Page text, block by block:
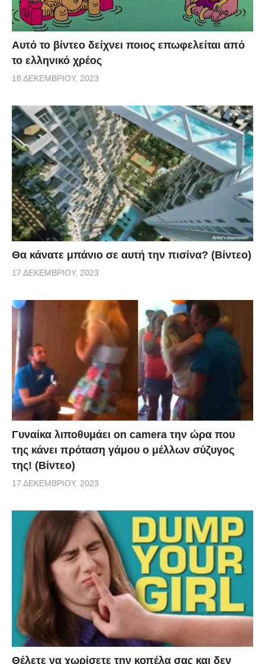
Αυτό το βίντεο δείχνει ποιος επωφελείται από
το ελληνικό χρέος
18 ΔΕΚΕΜΒΡΊΟΥ, 2023
Θα κάνατε μπάνιο σε αυτή την πισίνα? (Βίντεο)
17 ΔΕΚΕΜΒΡΊΟΥ, 2023
Γυναίκα λιποθυμάει on camera την ώρα που
της κάνει πρόταση γάμου ο μέλλων σύζυγος
της! (Βίντεο)
17 ΔΕΚΕΜΒΡΊΟΥ, 2023
Θέλετε να χωρίσετε την κοπέλα σας και δεν